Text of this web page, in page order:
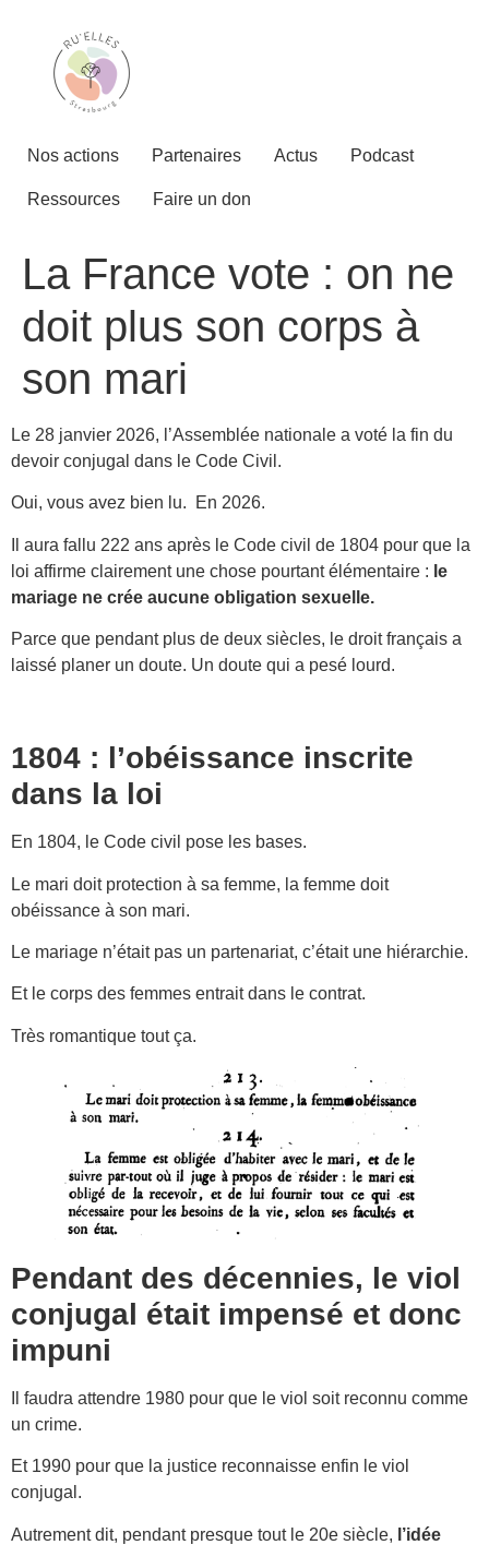
Nos actions Partenaires Actus Podcast
Ressources Faire un don
La France vote : on ne
doit plus son corps à
son mari
Le 28 janvier 2026, l’Assemblée nationale a voté la fin du
devoir conjugal dans le Code Civil.
Oui, vous avez bien lu. En 2026.
Il aura fallu 222 ans après le Code civil de 1804 pour que la
loi affirme clairement une chose pourtant élémentaire : le
mariage ne crée aucune obligation sexuelle.
Parce que pendant plus de deux siècles, le droit français a
laissé planer un doute. Un doute qui a pesé lourd.
1804 : l’obéissance inscrite
dans la loi
En 1804, le Code civil pose les bases.
Le mari doit protection à sa femme, la femme doit
obéissance à son mari.
Le mariage n’était pas un partenariat, c’était une hiérarchie.
Et le corps des femmes entrait dans le contrat.
Très romantique tout ça.
Pendant des décennies, le viol
conjugal était impensé et donc
impuni
Il faudra attendre 1980 pour que le viol soit reconnu comme
un crime.
Et 1990 pour que la justice reconnaisse enfin le viol
conjugal.
Autrement dit, pendant presque tout le 20e siècle, l’idée